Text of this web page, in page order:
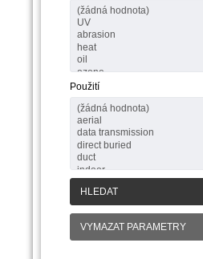
Použití
HLEDAT
VYMAZAT PARAMETRY